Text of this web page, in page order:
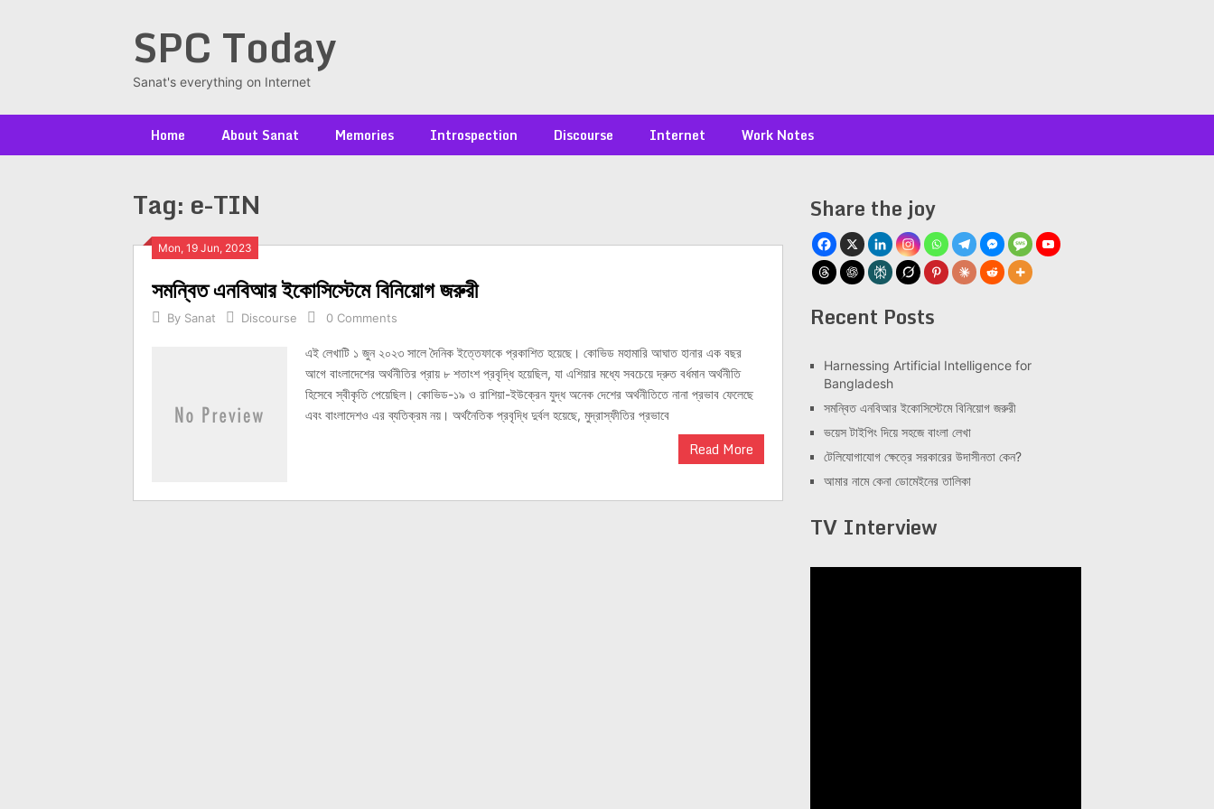
SPC Today
Sanat's everything on Internet
Home About Sanat Memories Introspection Discourse Internet Work Notes
Tag: e-TIN
Mon, 19 Jun, 2023
সমন্বিত এনবিআর ইকোসিস্টেমে বিনিয়োগ জরুরী
By Sanat Discourse 0 Comments
এই লেখাটি ১ জুন ২০২৩ সালে দৈনিক ইত্তেফাকে প্রকাশিত হয়েছে। কোভিড মহামারি আঘাত হানার এক বছর
আগে বাংলাদেশের অর্থনীতির প্রায় ৮ শতাংশ প্রবৃদ্ধি হয়েছিল, যা এশিয়ার মধ্যে সবচেয়ে দ্রুত বর্ধমান অর্থনীতি
হিসেবে স্বীকৃতি পেয়েছিল। কোভিড-১৯ ও রাশিয়া-ইউক্রেন যুদ্ধ অনেক দেশের অর্থনীতিতে নানা প্রভাব ফেলেছে
এবং বাংলাদেশও এর ব্যতিক্রম নয়। অর্থনৈতিক প্রবৃদ্ধি দুর্বল হয়েছে, মুদ্রাস্ফীতির প্রভাবে
Read More
Posts
navigation
Share the joy
Recent Posts
Har­ness­ing Arti­fi­cial Intel­li­gence for
Bangladesh
সমন্বিত এনবিআর ইকোসিস্টেমে বিনিয়োগ জরুরী
ভয়েস টাইপিং দিয়ে সহজে বাংলা লেখা
টেলিযোগাযোগ ক্ষেত্রে সরকারের উদাসীনতা কেন?
আমার নামে কেনা ডোমেইনের তালিকা
TV Interview